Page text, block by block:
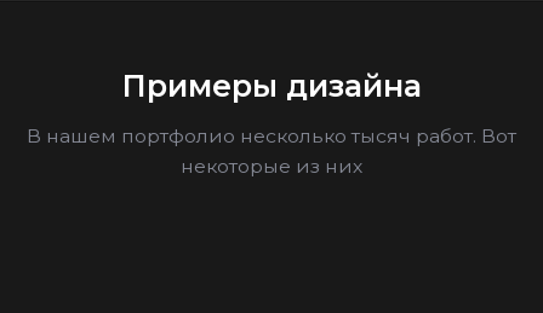
Примеры дизайна
В нашем портфолио несколько тысяч работ. Вот
некоторые из них